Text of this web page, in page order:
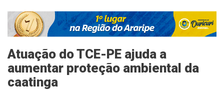
Atuação do TCE-PE ajuda a
aumentar proteção ambiental da
caatinga